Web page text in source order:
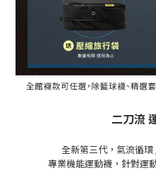
二刀流
全新第三代，氣流循
專業機能運動襪，針對運